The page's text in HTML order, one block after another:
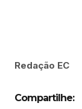
Redação EC
Compartilhe: